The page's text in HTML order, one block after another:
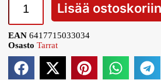
Lisää ostoskoriin
EAN6417715033034
Osasto Tarrat